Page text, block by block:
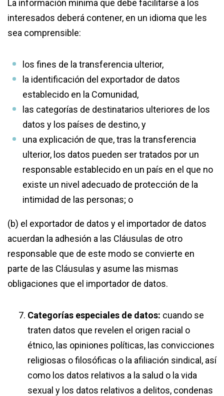
La información mínima que debe facilitarse a los
interesados deberá contener, en un idioma que les
sea comprensible:
los fines de la transferencia ulterior,
la identificación del exportador de datos
establecido en la Comunidad,
las categorías de destinatarios ulteriores de los
datos y los países de destino, y
una explicación de que, tras la transferencia
ulterior, los datos pueden ser tratados por un
responsable establecido en un país en el que no
existe un nivel adecuado de protección de la
intimidad de las personas; o
(b) el exportador de datos y el importador de datos
acuerdan la adhesión a las Cláusulas de otro
responsable que de este modo se convierte en
parte de las Cláusulas y asume las mismas
obligaciones que el importador de datos.
Categorías especiales de datos: ​ cuando se
traten datos que revelen el origen racial o
étnico, las opiniones políticas, las convicciones
religiosas o filosóficas o la afiliación sindical, así
como los datos relativos a la salud o la vida
sexual y los datos relativos a delitos, condenas